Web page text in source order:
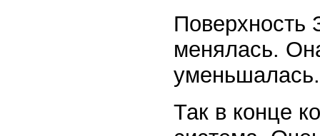
Поверхность
менялась.
уменьшалась.
Так в конце